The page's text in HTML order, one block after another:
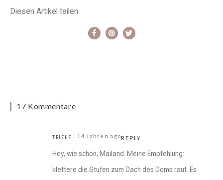
Diesen Artikel teilen
17 Kommentare
TRIENE 14 Jahren agoREPLY
Hey, wie schön, Mailand. Meine Empfehlung:
klettere die Stufen zum Dach des Doms rauf. Es